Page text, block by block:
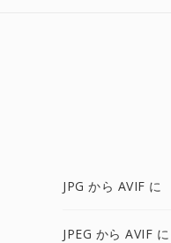
JPG から AVIF に
JPEG から AVIF に